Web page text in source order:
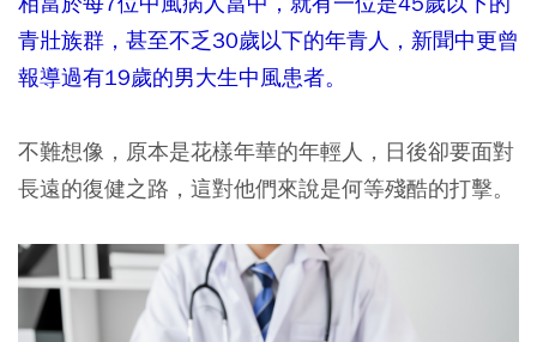
青壯族群，甚至不乏30歲以下的年青人，新聞中更曾
報導過有19歲的男大生中風患者。
不難想像，原本是花樣年華的年輕人，日後卻要面對
長遠的復健之路，這對他們來說是何等殘酷的打擊。